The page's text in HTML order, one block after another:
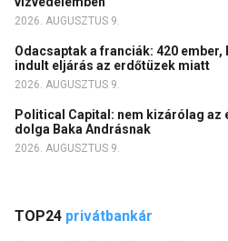
2026. AUGUSZTUS 9.
Odacsaptak a franciák: 420
indult eljárás az erdőtüzek miatt
2026. AUGUSZTUS 9.
Political Capital: nem kizárólag az
dolga Baka Andrásnak
2026. AUGUSZTUS 9.
TOP24 privátbankár